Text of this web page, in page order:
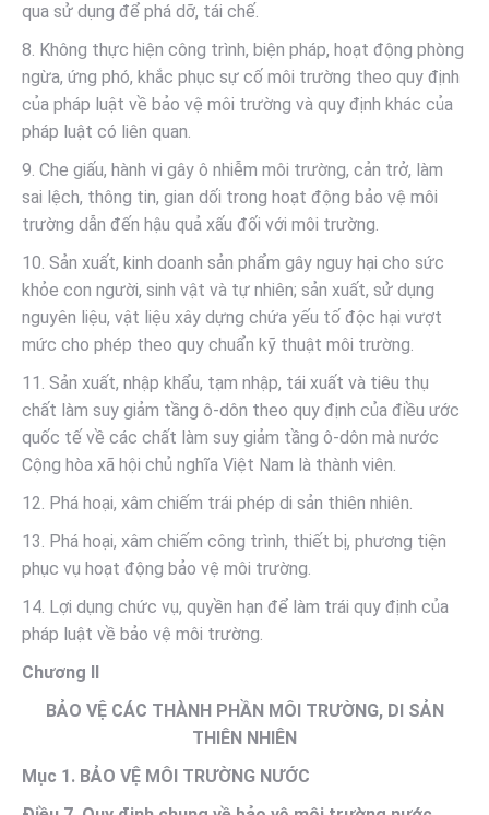
qua sử dụng để phá dỡ, tái chế.
8. Không thực hiện công trình, biện pháp, hoạt động phòng
ngừa, ứng phó, khắc phục sự cố môi trường theo quy định
của pháp luật về bảo vệ môi trường và quy định khác của
pháp luật có liên quan.
9. Che giấu, hành vi gây ô nhiễm môi trường, cản trở, làm
sai lệch, thông tin, gian dối trong hoạt động bảo vệ môi
trường dẫn đến hậu quả xấu đối với môi trường.
10. Sản xuất, kinh doanh sản phẩm gây nguy hại cho sức
khỏe con người, sinh vật và tự nhiên; sản xuất, sử dụng
nguyên liệu, vật liệu xây dựng chứa yếu tố độc hại vượt
mức cho phép theo quy chuẩn kỹ thuật môi trường.
11. Sản xuất, nhập khẩu, tạm nhập, tái xuất và tiêu thụ
chất làm suy giảm tầng ô-dôn theo quy định của điều ước
quốc tế về các chất làm suy giảm tầng ô-dôn mà nước
Cộng hòa xã hội chủ nghĩa Việt Nam là thành viên.
12. Phá hoại, xâm chiếm trái phép di sản thiên nhiên.
13. Phá hoại, xâm chiếm công trình, thiết bị, phương tiện
phục vụ hoạt động bảo vệ môi trường.
14. Lợi dụng chức vụ, quyền hạn để làm trái quy định của
pháp luật về bảo vệ môi trường.
Chương II
BẢO VỆ CÁC THÀNH PHẦN MÔI TRƯỜNG, DI SẢN
THIÊN NHIÊN
Mục 1. BẢO VỆ MÔI TRƯỜNG NƯỚC